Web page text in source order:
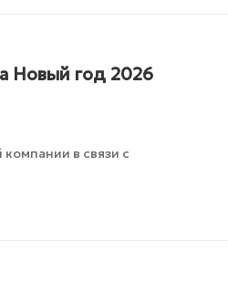
Новый год 2026
в связи с